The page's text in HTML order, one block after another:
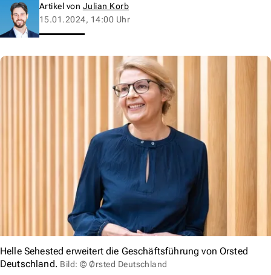
Artikel von Julian Korb
15.01.2024, 14:00 Uhr
Helle Sehested erweitert die Geschäftsführung von Orsted
Deutschland. Bild: © Ørsted Deutschland